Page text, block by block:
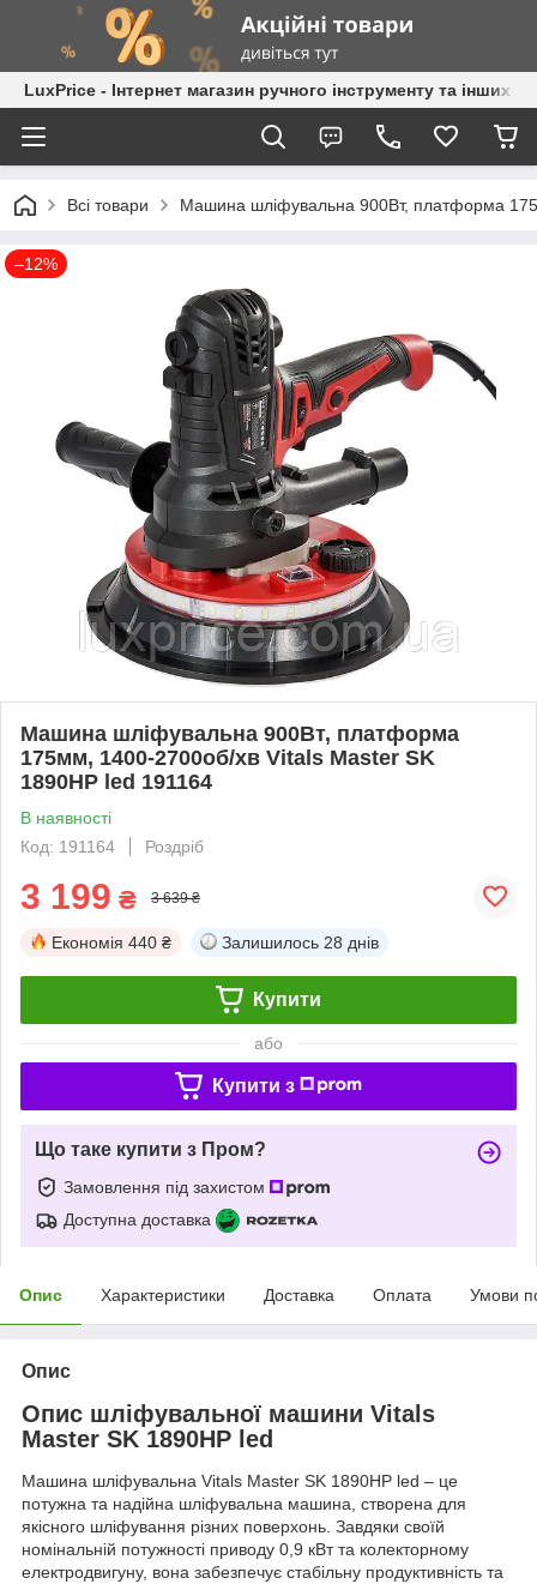
LuxPrice - Інтернет магазин ручного інструменту та інших
Всі товари Машина шліфувальна 900Вт, платформа
–12%
Машина шліфувальна 900Вт, платформа
175мм, 1400-2700об/хв Vitals Master SK
1890HP led 191164
В наявності
Код: 191164
Роздріб
3 199 ₴ 3 639 ₴
Економія 440 ₴ Залишилось 28 днів
Купити
або
Купити з
Що таке купити з Пром?
Замовлення під захистом
Доступна доставка
Опис Характеристики Доставка Оплата Умови
Опис
Опис шліфувальної машини Vitals
Master SK 1890HP led
Машина шліфувальна Vitals Master SK 1890HP led – це
потужна та надійна шліфувальна машина, створена для
якісного шліфування різних поверхонь. Завдяки своїй
номінальній потужності приводу 0,9 кВт та колекторному
електродвигуну, вона забезпечує стабільну продуктивність та